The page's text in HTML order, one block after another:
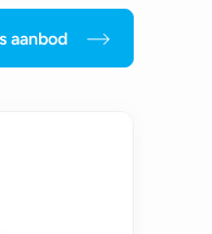
aanbod